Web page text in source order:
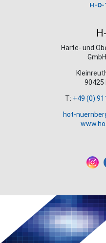
H-
Härte- und
90425
T: +49 (0)
hot-